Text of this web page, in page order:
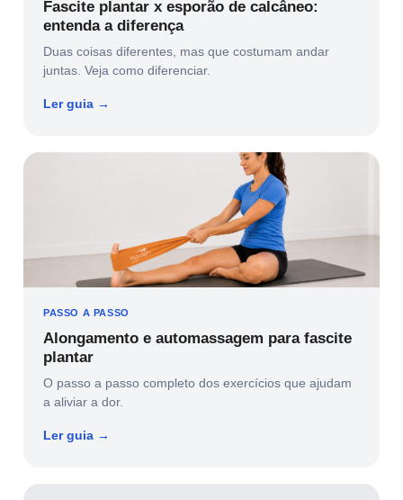
Fascite plantar x esporão de calcâneo:
entenda a diferença
Duas coisas diferentes, mas que costumam andar
juntas. Veja como diferenciar.
Ler guia →
PASSO A PASSO
Alongamento e automassagem para fascite
plantar
O passo a passo completo dos exercícios que ajudam
a aliviar a dor.
Ler guia →